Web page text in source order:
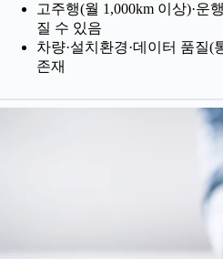
고주행(월 1,000km 이상)·운
질 수 있음
차량·설치환경·데이터 품질(
존재